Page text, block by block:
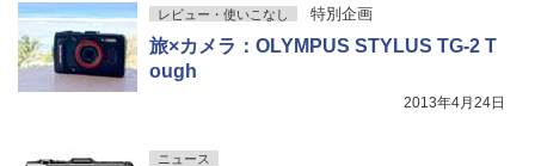
レビュー・使いこなし 特別企画
旅×カメラ：OLYMPUS STYLUS TG-2 T
ough
2013年4月24日
ニュース